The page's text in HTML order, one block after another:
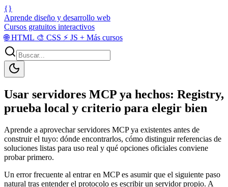
{}
Aprende diseño y desarrollo web
Cursos gratuitos interactivos
🌐HTML 🎨 CSS ⚡ JS + Más cursos
Usar servidores MCP ya hechos: Registry,
prueba local y criterio para elegir bien
Aprende a aprovechar servidores MCP ya existentes antes de
construir el tuyo: dónde encontrarlos, cómo distinguir referencias de
soluciones listas para uso real y qué opciones oficiales conviene
probar primero.
Un error frecuente al entrar en MCP es asumir que el siguiente paso
natural tras entender el protocolo es escribir un servidor propio. A